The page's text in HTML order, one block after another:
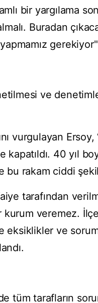
bir yargılama
Buradan
ve
vurgulayan
40 yıl
bu rakam ciddi
tarafından
veremez.
eksiklikler ve
tüm tarafların